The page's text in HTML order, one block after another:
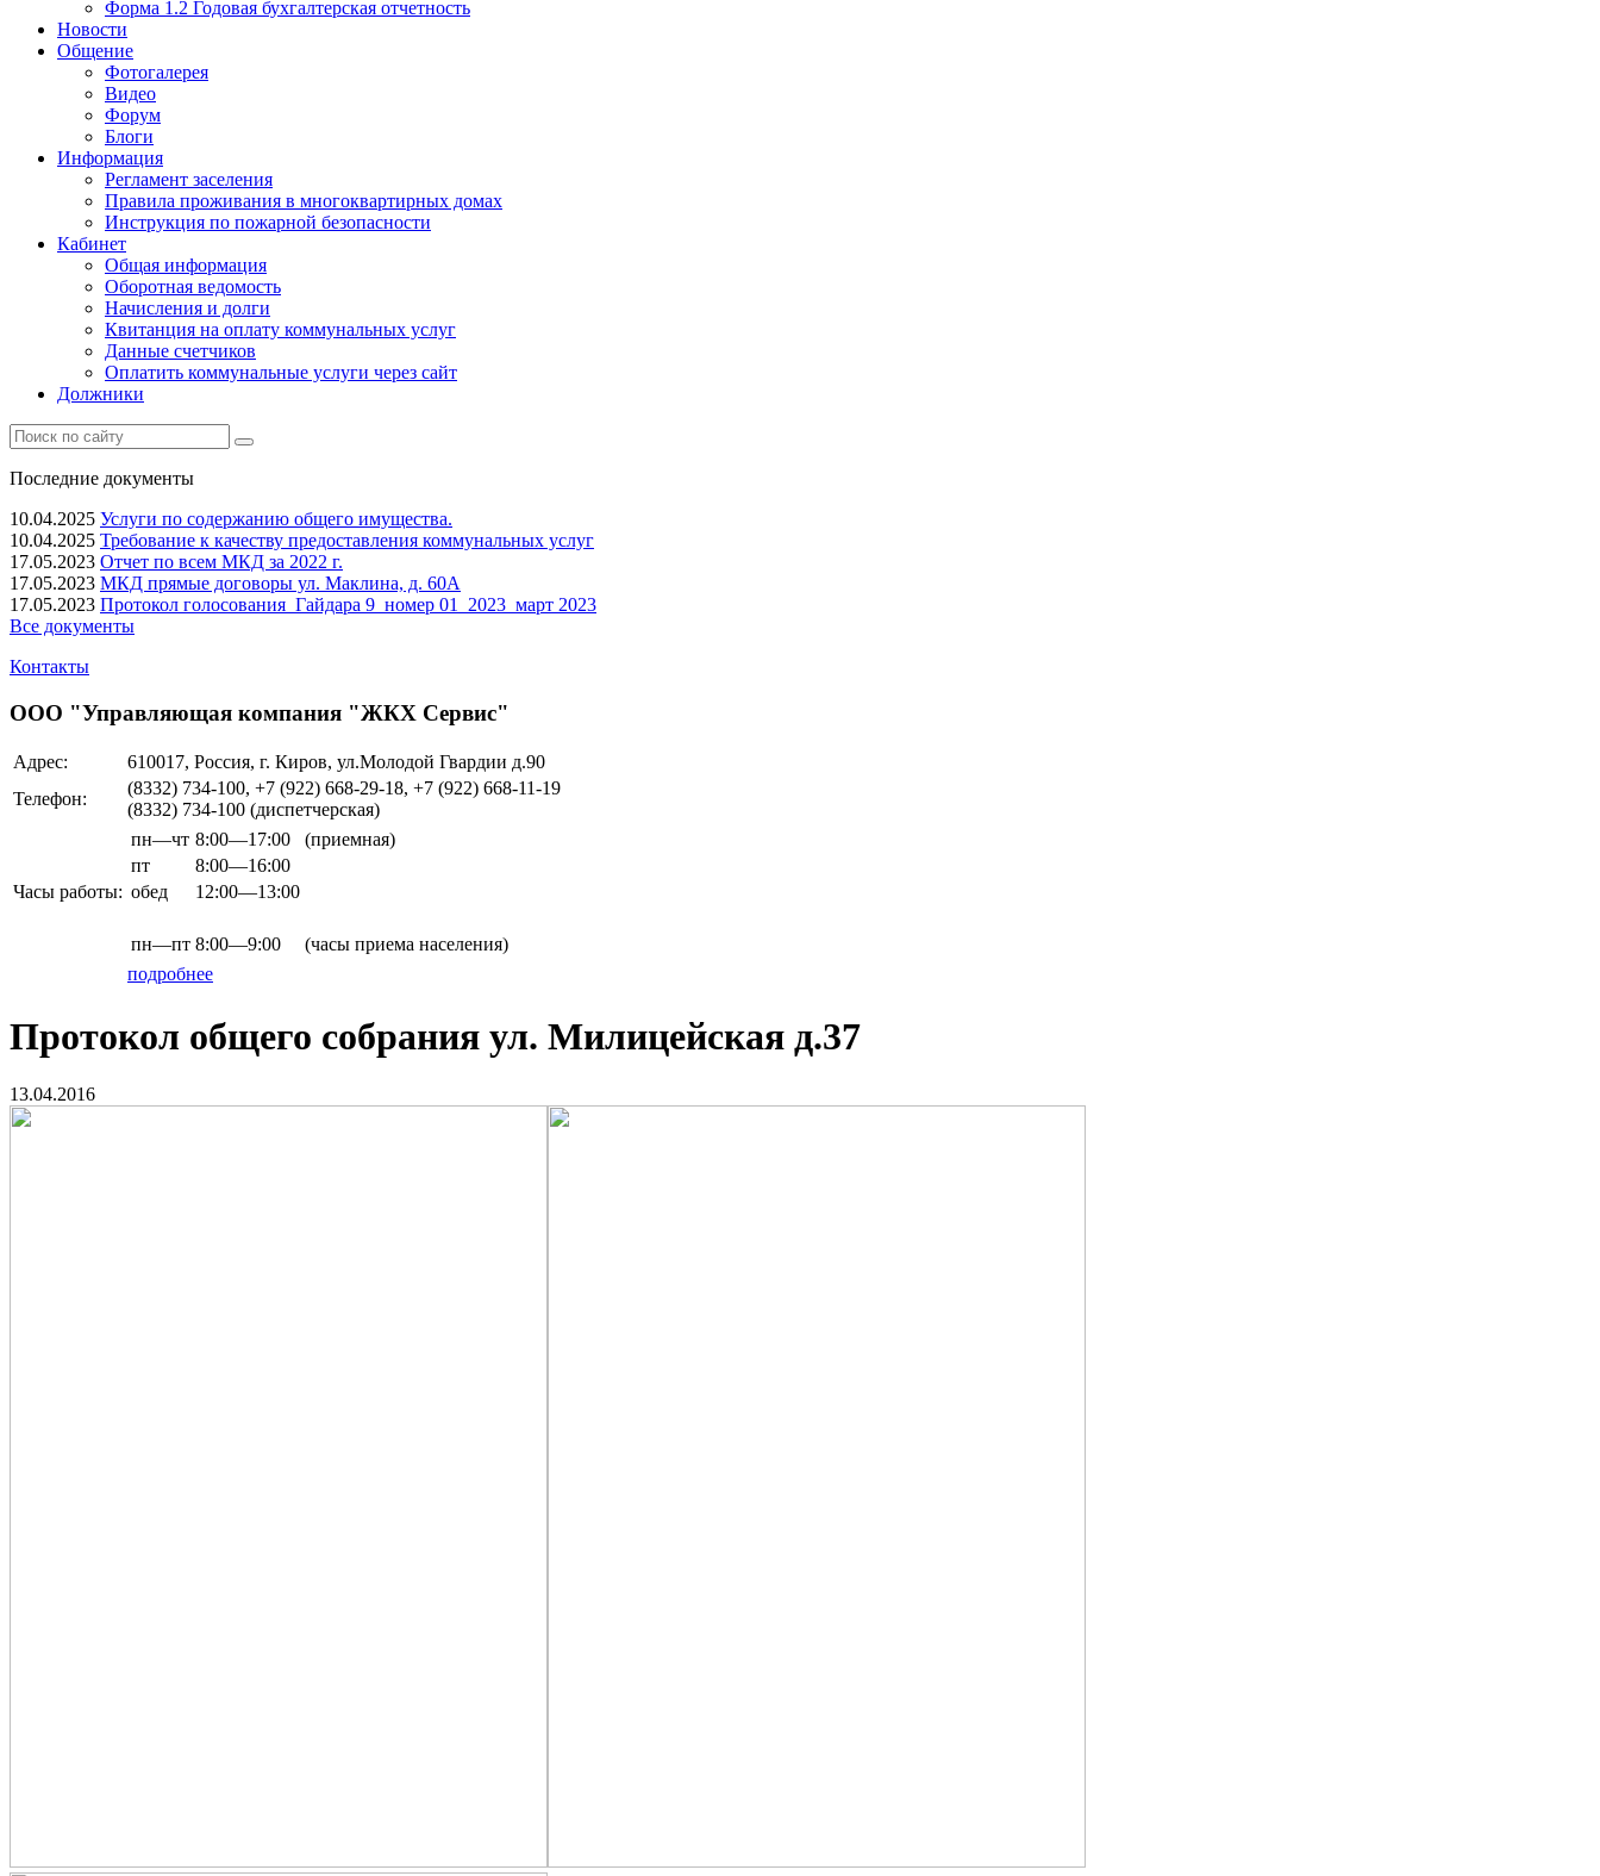
Форма 1.2 Годовая бухгалтерская отчетность
Новости
Общение
Фотогалерея
Видео
Форум
Блоги
Информация
Регламент заселения
Правила проживания в многоквартирных домах
Инструкция по пожарной безопасности
Кабинет
Общая информация
Оборотная ведомость
Начисления и долги
Квитанция на оплату коммунальных услуг
Данные счетчиков
Оплатить коммунальные услуги через сайт
Должники
Последние документы
10.04.2025 Услуги по содержанию общего имущества.
10.04.2025 Требование к качеству предоставления коммунальных услуг
17.05.2023 Отчет по всем МКД за 2022 г.
17.05.2023 МКД прямые договоры ул. Маклина, д. 60А
17.05.2023 Протокол голосования_Гайдара 9_номер 01_2023_март 2023
Все документы
Контакты
ООО "Управляющая компания "ЖКХ Сервис"
Адрес:
610017, Россия, г. Киров, ул.Молодой Гвардии д.90
Телефон:
(8332) 734-100, +7 (922) 668-29-18, +7 (922) 668-11-19
(8332) 734-100 (диспетчерская)
Часы работы:
пн—чт 8:00—17:00
(приемная)
пт
8:00—16:00
обед
12:00—13:00
пн—пт 8:00—9:00
(часы приема населения)
подробнее
Протокол общего собрания ул. Милицейская д.37
13.04.2016